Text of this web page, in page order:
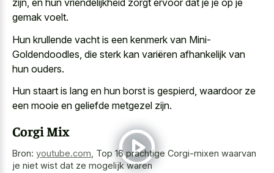
zijn, en hun vriendelijkheid zorgt ervoor dat je je op je
gemak voelt.
Hun krullende vacht is een kenmerk van Mini-
Goldendoodles, die sterk kan variëren afhankelijk van
hun ouders.
Hun staart is lang en hun borst is gespierd, waardoor ze
een mooie en geliefde metgezel zijn.
Corgi Mix
Bron: youtube.com Top 16 prachtige Corgi-mixen waarvan
je niet wist dat ze mogelijk waren